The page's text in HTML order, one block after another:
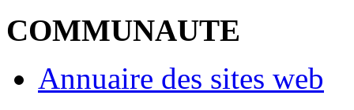
COMMUNAUTE
Annuaire des sites web